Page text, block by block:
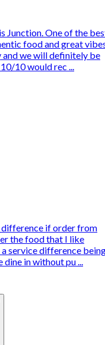
Junction. One of the
food and great
we will definitely be
10 would rec ...
difference if order from
the food that I like
service difference
in without pu ...